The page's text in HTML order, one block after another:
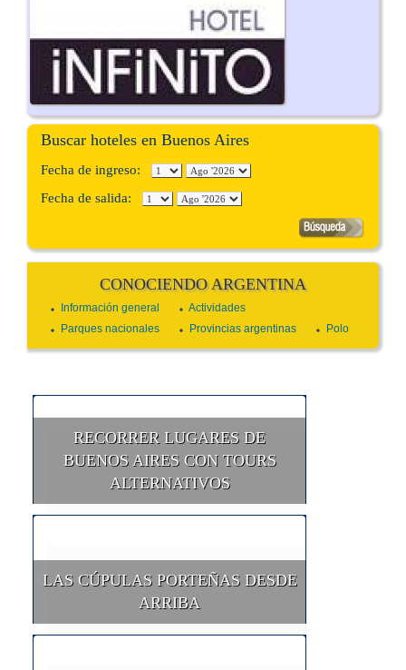
Buscar hoteles en Buenos Aires
Fecha de ingreso:
Fecha de salida:
CONOCIENDO ARGENTINA
Información general
Actividades
Parques nacionales
Provincias argentinas Polo
RECORRER LUGARES DE
BUENOS AIRES CON TOURS
ALTERNATIVOS
LAS CÚPULAS PORTEÑAS DESDE
ARRIBA